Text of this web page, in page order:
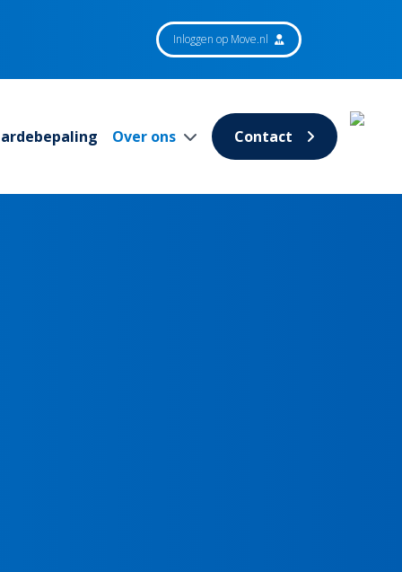
Inloggen op Move.nl
Over ons Contact